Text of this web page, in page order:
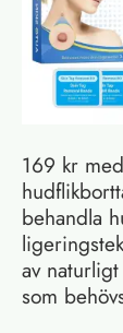
169 kr
behandla
av
som